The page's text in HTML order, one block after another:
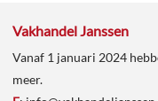
Vakhandel Janssen
Vanaf 1 januari 2024
meer.